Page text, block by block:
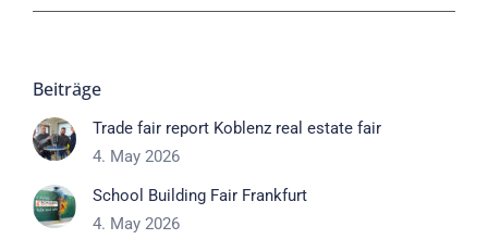
Beiträge
Trade fair report Koblenz real estate fair
4. May 2026
School Building Fair Frankfurt
4. May 2026